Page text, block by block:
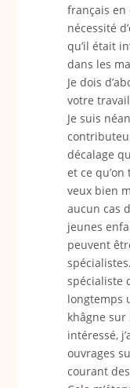
français en
nécessité
qu’il était
dans les
Je dois
votre
Je suis
décalage
et ce
veux bien
aucun cas
jeunes
peuvent
spécialiste
longtemps
khâgne sur
intéressé,
ouvrages
courant